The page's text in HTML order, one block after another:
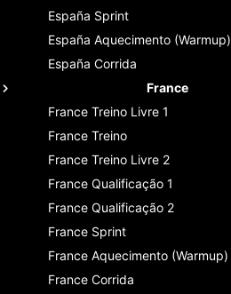
España Sprint
España Aquecimento (Warmup)
España Corrida
France
France Treino Livre 1
France Treino
France Treino Livre 2
France Qualificação 1
France Qualificação 2
France Sprint
France Aquecimento (Warmup)
France Corrida